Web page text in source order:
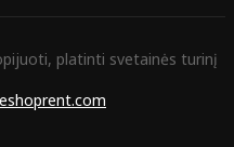
platinti svetainės turinį
eshoprent.com